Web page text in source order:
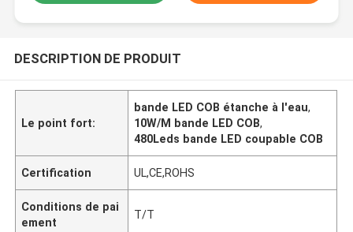
DESCRIPTION DE PRODUIT
Le point fort:
bande LED COB étanche à l'eau,
10W/M bande LED COB,
480Leds bande LED coupable COB
Certification UL,CE,ROHS
Conditions de pai
ement
T/T